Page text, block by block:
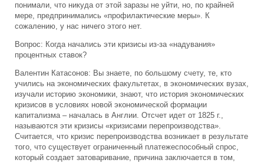
понимали, что никуда от этой заразы не уйти, но, по крайней
мере, предпринимались «профилактические меры». К
сожалению, у нас ничего этого нет.
Вопрос: Когда начались эти кризисы из-за «надувания»
процентных ставок?
Валентин Катасонов: Вы знаете, по большому счету, те, кто
учились на экономических факультетах, в экономических вузах,
изучали историю экономики, знают, что история экономических
кризисов в условиях новой экономической формации
капитализма – началась в Англии. Отсчет идет от 1825 г.,
называются эти кризисы «кризисами перепроизводства».
Считается, что кризис перепроизводства возникает в результате
того, что существует ограниченный платежеспособный спрос,
который создает затоваривание, причина заключается в том,